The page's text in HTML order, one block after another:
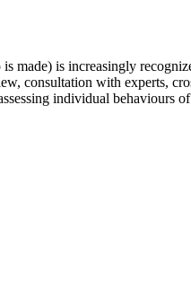
is increasingly
consultation with experts,
individual behaviours